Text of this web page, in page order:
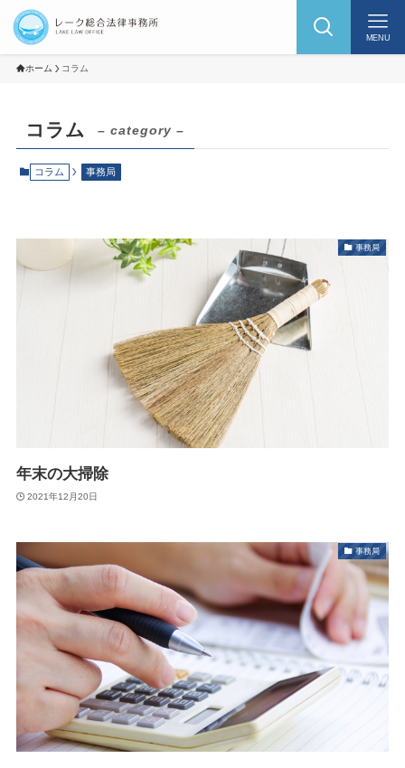
MENU
ホーム コラム
コラム – category –
コラム 事務局
事務局
年末の大掃除
2021年12月20日
事務局